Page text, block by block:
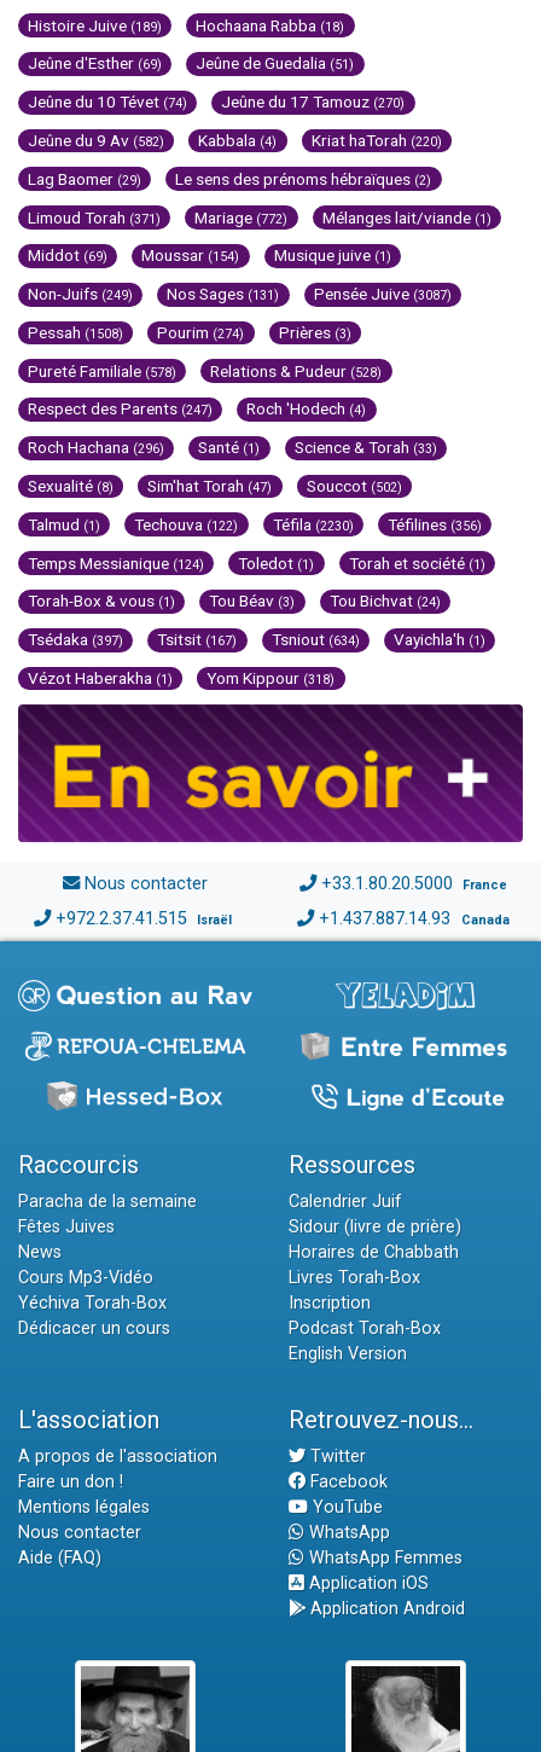
Histoire Juive (189) Hochaana Rabba (18)
Jeûne d'Esther (69) Jeûne de Guedalia (51)
Jeûne du 10 Tévet (74) Jeûne du 17 Tamouz (270)
Jeûne du 9 Av (582) Kabbala (4) Kriat haTorah (220)
Lag Baomer (29) Le sens des prénoms hébraïques (2)
Limoud Torah (371) Mariage (772) Mélanges lait/viande (1)
Middot (69) Moussar (154) Musique juive (1)
Non-Juifs (249) Nos Sages (131) Pensée Juive (3087)
Pessah (1508) Pourim (274) Prières (3)
Pureté Familiale (578) Relations & Pudeur (528)
Respect des Parents (247) Roch 'Hodech (4)
Roch Hachana (296) Santé (1) Science & Torah (33)
Sexualité (8) Sim'hat Torah (47) Souccot (502)
Talmud (1) Techouva (122) Téfila (2230) Téfilines (356)
Temps Messianique (124) Toledot (1) Torah et société (1)
Torah-Box & vous (1) Tou Béav (3) Tou Bichvat (24)
Tsédaka (397) Tsitsit (167) Tsniout (634) Vayichla'h (1)
Vézot Haberakha (1) Yom Kippour (318)
Nous contacter +33.1.80.20.5000 France
+972.2.37.41.515 Israël +1.437.887.14.93 Canada
Raccourcis
Paracha de la semaine
Fêtes Juives
News
Cours Mp3-Vidéo
Yéchiva Torah-Box
Dédicacer un cours
Ressources
Calendrier Juif
Sidour (livre de prière)
Horaires de Chabbath
Livres Torah-Box
Inscription
Podcast Torah-Box
English Version
L'association
A propos de l'association
Faire un don !
Mentions légales
Nous contacter
Aide (FAQ)
Retrouvez-nous...
Twitter
Facebook
YouTube
WhatsApp
WhatsApp Femmes
Application iOS
Application Android